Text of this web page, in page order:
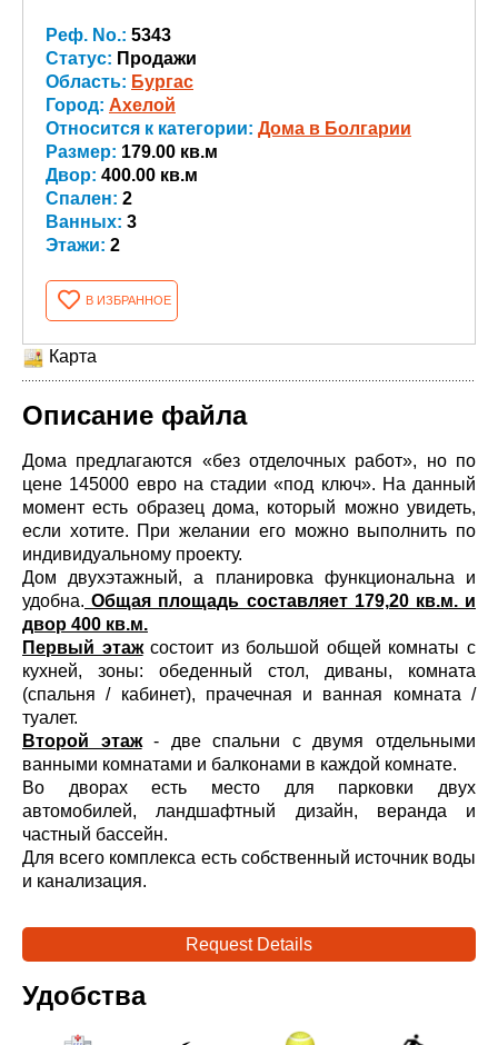
Реф. No.: 5343
Статус: Продажи
Область: Бургас
Город: Ахелой
Относится к категории: Дома в Болгарии
Размер: 179.00 кв.м
Двор: 400.00 кв.м
Спален: 2
Ванных: 3
Этажи: 2
В ИЗБРАННОЕ
Карта
Описание файла
Дома предлагаются «без отделочных работ», но по
цене 145000 евро на стадии «под ключ». На данный
момент есть образец дома, который можно увидеть,
если хотите. При желании его можно выполнить по
индивидуальному проекту.
Дом двухэтажный, а планировка функциональна и
удобна. Общая площадь составляет 179,20 кв.м. и
двор 400 кв.м.
Первый этажсостоит из большой общей комнаты с
кухней, зоны: обеденный стол, диваны, комната
(спальня / кабинет), прачечная и ванная комната /
туалет.
Второй этаж- две спальни с двумя отдельными
ванными комнатами и балконами в каждой комнате.
Во дворах есть место для парковки двух
автомобилей, ландшафтный дизайн, веранда и
частный бассейн.
Для всего комплекса есть собственный источник воды
и канализация.
Request Details
Удобства